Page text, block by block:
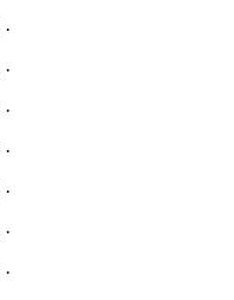
·
·
·
·
·
·
·